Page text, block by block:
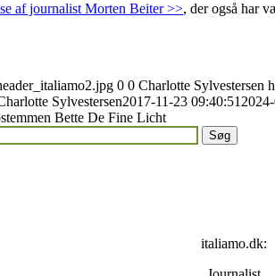
af journalist Morten Beiter >>, der også har
0 0 Charlotte Sylvestersen
Sylvestersen2017-11-23 09:40:51
Bette De Fine Licht
italiamo.dk: